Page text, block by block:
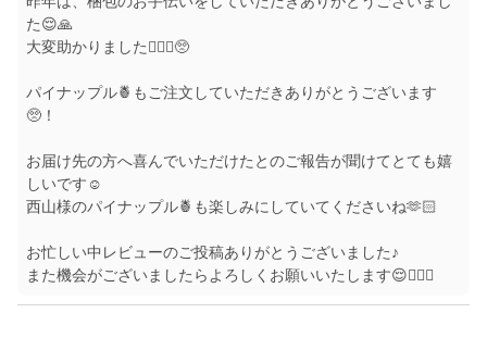
た😌🙏
大変助かりました🙇🏻‍♀️🥺
パイナップル🍍もご注文していただきありがとうございます
🥺！
お届け先の方へ喜んでいただけたとのご報告が聞けてとても嬉
しいです☺️
西山様のパイナップル🍍も楽しみにしていてくださいね🫶🏻
お忙しい中レビューのご投稿ありがとうございました♪
また機会がございましたらよろしくお願いいたします😌🙇🏻‍♀️